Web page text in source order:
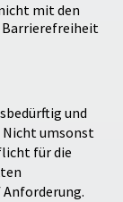
mit den
Barrierefreiheit
und
Nicht umsonst
für die